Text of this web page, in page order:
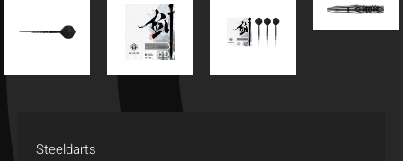
Steeldarts